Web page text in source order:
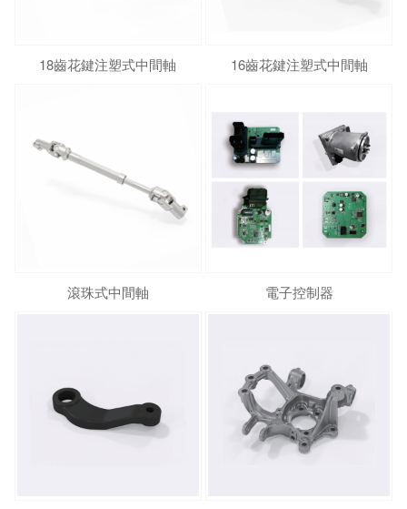
18齒花鍵注塑式中間軸 16齒花鍵注塑式中間軸
滾珠式中間軸 電子控制器